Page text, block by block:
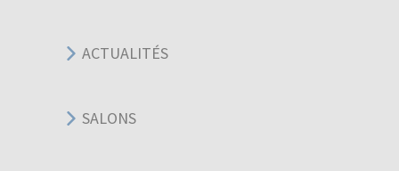
ACTUALITÉS
SALONS